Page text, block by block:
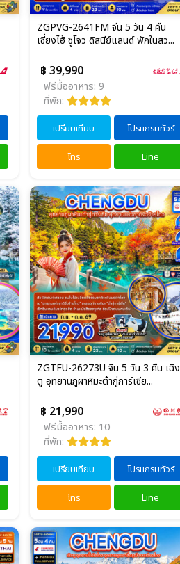
ZGPVG-2641FM จีน 5 วัน 4 คืน
เซี่ยงไฮ้ ซูโจว ดิสนีย์แลนด์ พักในสว...
฿ 39,990
ฟรีมื้ออาหาร: 9
ที่พัก:
เปรียบเทียบ โปรแกรมทัวร์
โทร Line
ZGTFU-26273U จีน 5 วัน 3 คืน เฉิง
ตู อุทยานภูผาหิมะต๋ากู่การ์เซีย...
฿ 21,990
ฟรีมื้ออาหาร: 10
ที่พัก:
เปรียบเทียบ โปรแกรมทัวร์
โทร Line